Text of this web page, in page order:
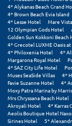
Μυτιλήνη
Ν
Νάξος
Νάουσα
Ναυπακτία
Ναύπλιο
4* Alykanas Beach Grand
4* Brown Beach Evia Island
4* Lesse Hotel
Mare
12 Olympian Gods Hotel
Golden Sun Kokkoni Beach
4* Grecotel LUXME Oasis
4* Philoxenia Hotel
4*
Margarona Royal Hotel
4* SAZ City Life Hotel
Muses SeaSide Villas
4*
Favie Suzanne Hotel
4*
Moxy Patra Marina by
Mrs Chryssana Beach Hotel
Akroyali Hotel
4* Karras
Aeolis Boutique Hotel
Sirines Hotel
5*